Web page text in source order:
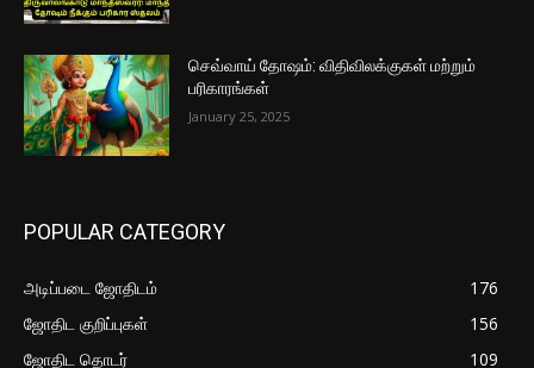
செவ்வாய் தோஷம்: விதிவிலக்குகள் மற்றும்
பரிகாரங்கள்
January 25, 2025
POPULAR CATEGORY
அடிப்படை ஜோதிடம்
176
ஜோதிட குறிப்புகள்
156
ஜோதிட தொடர்
109